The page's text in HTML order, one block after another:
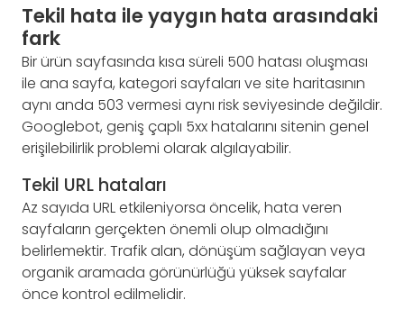
Tekil hata ile yaygın hata arasındaki
fark
Bir ürün sayfasında kısa süreli 500 hatası oluşması
ile ana sayfa, kategori sayfaları ve site haritasının
aynı anda 503 vermesi aynı risk seviyesinde değildir.
Googlebot, geniş çaplı 5xx hatalarını sitenin genel
erişilebilirlik problemi olarak algılayabilir.
Tekil URL hataları
Az sayıda URL etkileniyorsa öncelik, hata veren
sayfaların gerçekten önemli olup olmadığını
belirlemektir. Trafik alan, dönüşüm sağlayan veya
organik aramada görünürlüğü yüksek sayfalar
önce kontrol edilmelidir.